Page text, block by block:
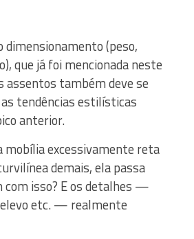
dimensionamento (peso,
que já foi mencionada neste
assentos também deve se
tendências estilísticas
anterior.
mobília excessivamente reta
demais, ela passa
com isso? E os detalhes —
etc. — realmente